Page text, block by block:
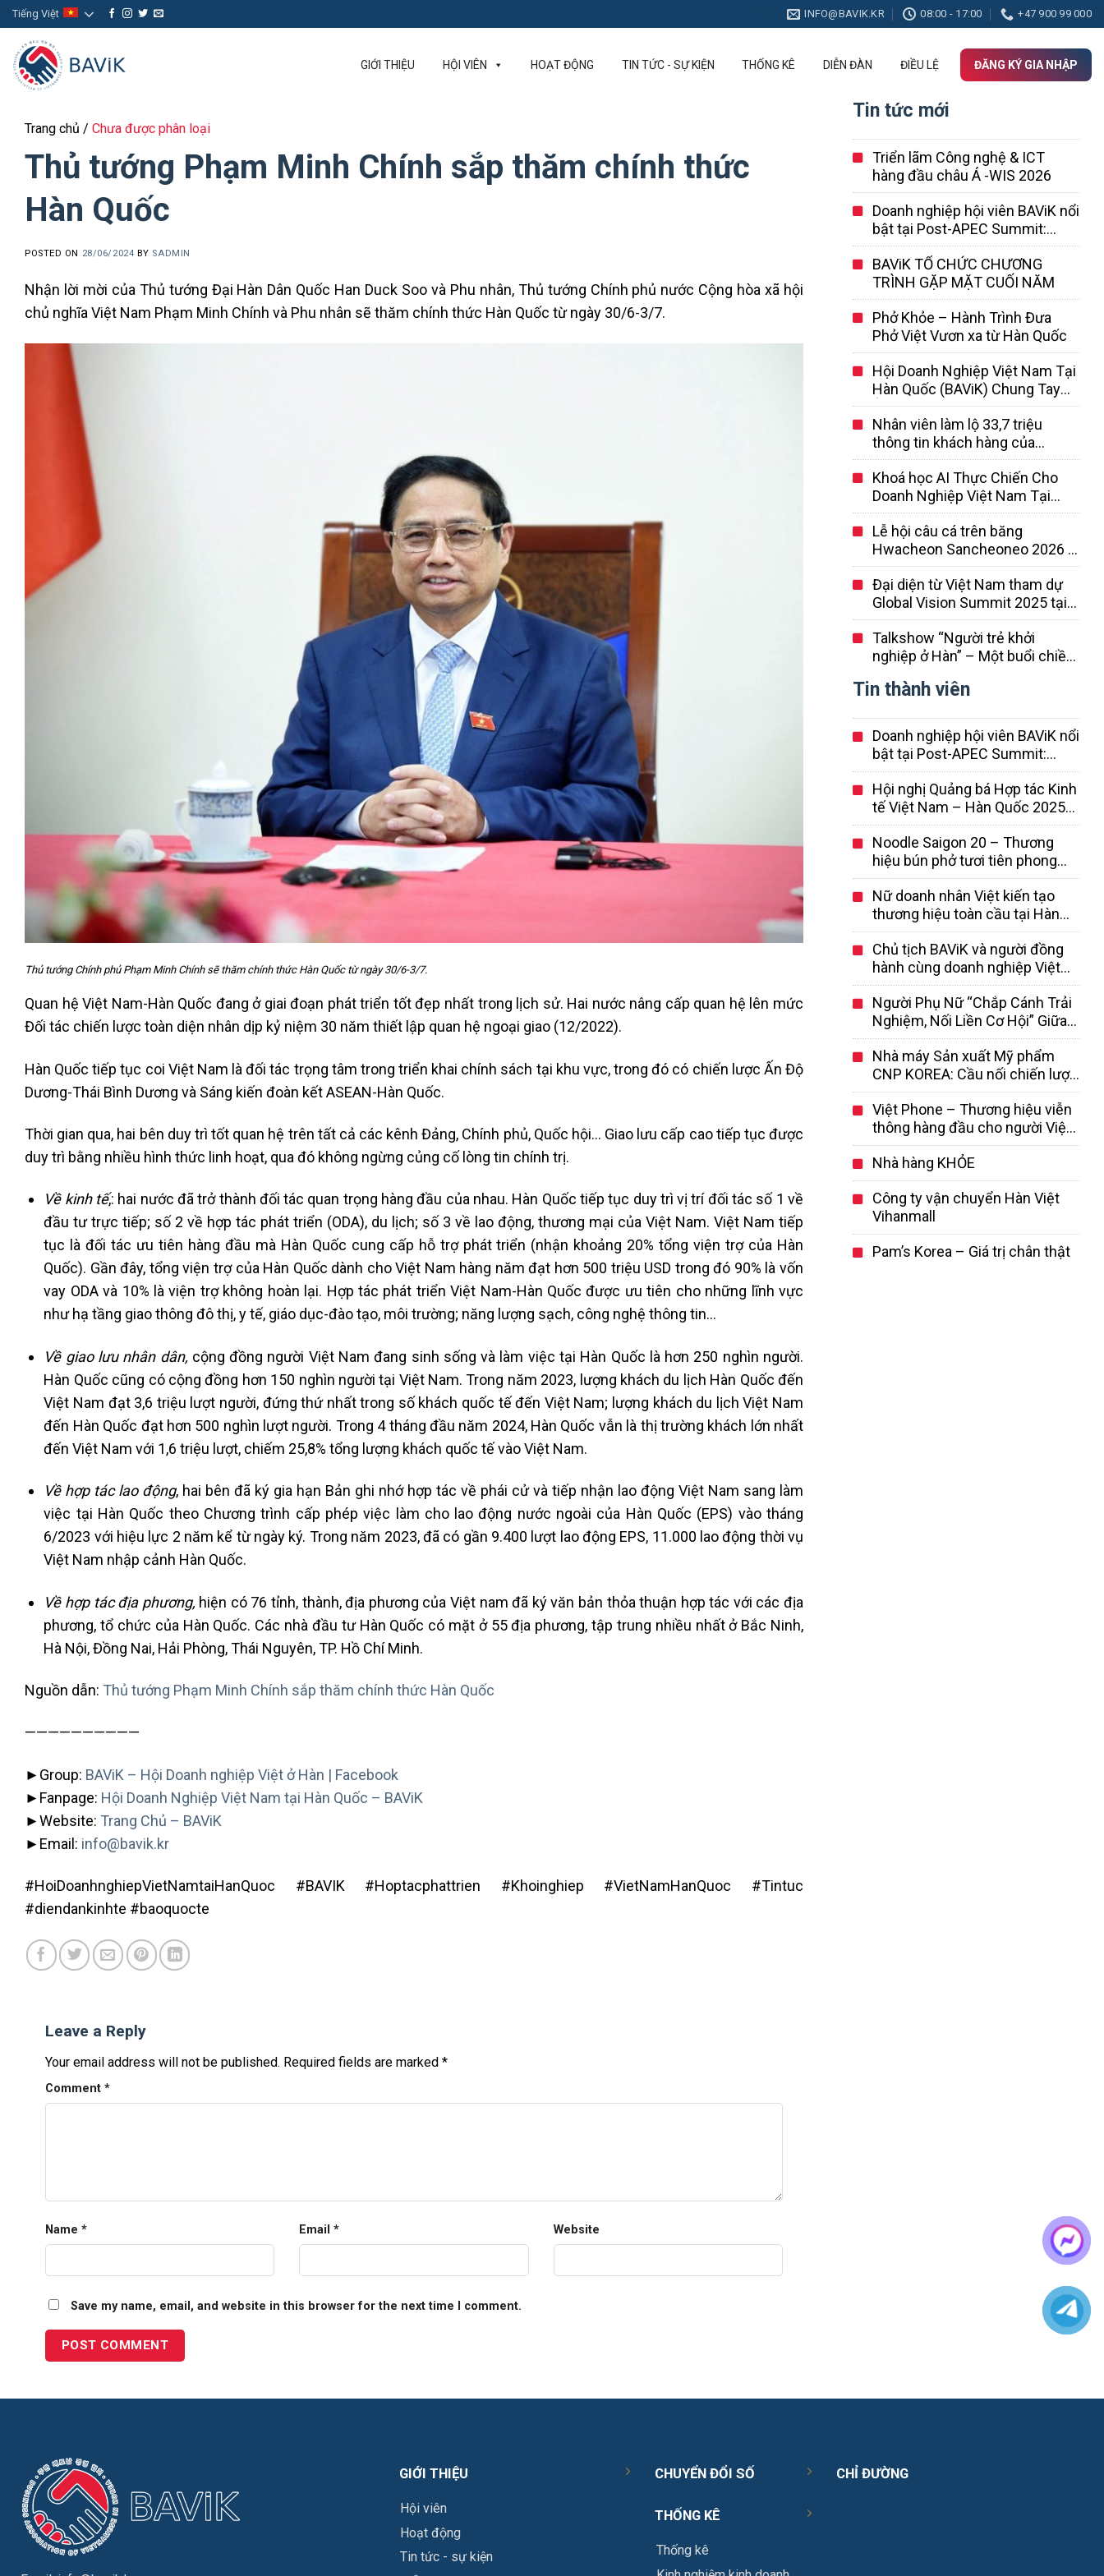
Skip
to
content
Tiếng Việt INFO@BAVIK.KR 08:00 - 17:00 +47 900 99 000
GIỚI THIỆU HỘI VIÊN HOẠT ĐỘNG TIN TỨC - SỰ KIỆN THỐNG KÊ DIỄN ĐÀN ĐIỀU LỆ ĐĂNG KÝ GIA NHẬP
Trang chủ / Chưa được phân loại
Thủ tướng Phạm Minh Chính sắp thăm chính thức
Hàn Quốc
POSTED ON 28/06/2024 BY SADMIN
Nhận lời mời của Thủ tướng Đại Hàn Dân Quốc Han Duck Soo và Phu nhân, Thủ tướng Chính phủ nước Cộng hòa xã hội
chủ nghĩa Việt Nam Phạm Minh Chính và Phu nhân sẽ thăm chính thức Hàn Quốc từ ngày 30/6-3/7.
Thủ tướng Chính phủ Phạm Minh Chính sẽ thăm chính thức Hàn Quốc từ ngày 30/6-3/7.
Quan hệ Việt Nam-Hàn Quốc đang ở giai đoạn phát triển tốt đẹp nhất trong lịch sử. Hai nước nâng cấp quan hệ lên mức
Đối tác chiến lược toàn diện nhân dịp kỷ niệm 30 năm thiết lập quan hệ ngoại giao (12/2022).
Hàn Quốc tiếp tục coi Việt Nam là đối tác trọng tâm trong triển khai chính sách tại khu vực, trong đó có chiến lược Ấn Độ
Dương-Thái Bình Dương và Sáng kiến đoàn kết ASEAN-Hàn Quốc.
Thời gian qua, hai bên duy trì tốt quan hệ trên tất cả các kênh Đảng, Chính phủ, Quốc hội… Giao lưu cấp cao tiếp tục được
duy trì bằng nhiều hình thức linh hoạt, qua đó không ngừng củng cố lòng tin chính trị.
Về kinh tế,: hai nước đã trở thành đối tác quan trọng hàng đầu của nhau. Hàn Quốc tiếp tục duy trì vị trí đối tác số 1 về
đầu tư trực tiếp; số 2 về hợp tác phát triển (ODA), du lịch; số 3 về lao động, thương mại của Việt Nam. Việt Nam tiếp
tục là đối tác ưu tiên hàng đầu mà Hàn Quốc cung cấp hỗ trợ phát triển (nhận khoảng 20% tổng viện trợ của Hàn
Quốc). Gần đây, tổng viện trợ của Hàn Quốc dành cho Việt Nam hàng năm đạt hơn 500 triệu USD trong đó 90% là vốn
vay ODA và 10% là viện trợ không hoàn lại. Hợp tác phát triển Việt Nam-Hàn Quốc được ưu tiên cho những lĩnh vực
như hạ tầng giao thông đô thị, y tế, giáo dục-đào tạo, môi trường; năng lượng sạch, công nghệ thông tin…
Về giao lưu nhân dân, cộng đồng người Việt Nam đang sinh sống và làm việc tại Hàn Quốc là hơn 250 nghìn người.
Hàn Quốc cũng có cộng đồng hơn 150 nghìn người tại Việt Nam. Trong năm 2023, lượng khách du lịch Hàn Quốc đến
Việt Nam đạt 3,6 triệu lượt người, đứng thứ nhất trong số khách quốc tế đến Việt Nam; lượng khách du lịch Việt Nam
đến Hàn Quốc đạt hơn 500 nghìn lượt người. Trong 4 tháng đầu năm 2024, Hàn Quốc vẫn là thị trường khách lớn nhất
đến Việt Nam với 1,6 triệu lượt, chiếm 25,8% tổng lượng khách quốc tế vào Việt Nam.
Về hợp tác lao động, hai bên đã ký gia hạn Bản ghi nhớ hợp tác về phái cử và tiếp nhận lao động Việt Nam sang làm
việc tại Hàn Quốc theo Chương trình cấp phép việc làm cho lao động nước ngoài của Hàn Quốc (EPS) vào tháng
6/2023 với hiệu lực 2 năm kể từ ngày ký. Trong năm 2023, đã có gần 9.400 lượt lao động EPS, 11.000 lao động thời vụ
Việt Nam nhập cảnh Hàn Quốc.
Về hợp tác địa phương, hiện có 76 tỉnh, thành, địa phương của Việt nam đã ký văn bản thỏa thuận hợp tác với các địa
phương, tổ chức của Hàn Quốc. Các nhà đầu tư Hàn Quốc có mặt ở 55 địa phương, tập trung nhiều nhất ở Bắc Ninh,
Hà Nội, Đồng Nai, Hải Phòng, Thái Nguyên, TP. Hồ Chí Minh.
Nguồn dẫn: Thủ tướng Phạm Minh Chính sắp thăm chính thức Hàn Quốc
——————————
►Group: BAViK – Hội Doanh nghiệp Việt ở Hàn | Facebook
►Fanpage: Hội Doanh Nghiệp Việt Nam tại Hàn Quốc – BAViK
►Website: Trang Chủ – BAViK
►Email: info@bavik.kr
#HoiDoanhnghiepVietNamtaiHanQuoc #BAVIK #Hoptacphattrien #Khoinghiep #VietNamHanQuoc #Tintuc
#diendankinhte #baoquocte
Leave a Reply
Your email address will not be published. Required fields are marked *
Comment *
Name * Email* Website
Save my name, email, and website in this browser for the next time I comment.
Tin tức mới
Triển lãm Công nghệ & ICT
hàng đầu châu Á -WIS 2026
Doanh nghiệp hội viên BAViK nổi
bật tại Post-APEC Summit:
SotaTek Korea dẫn đầu mô hình
hợp tác AI Việt – Hàn
BAViK TỔ CHỨC CHƯƠNG
TRÌNH GẶP MẶT CUỐI NĂM
Phở Khỏe – Hành Trình Đưa
Phở Việt Vươn xa từ Hàn Quốc
Hội Doanh Nghiệp Việt Nam Tại
Hàn Quốc (BAViK) Chung Tay
Ủng Hộ Đồng Bào Vùng Lũ
Nhân viên làm lộ 33,7 triệu
thông tin khách hàng của
Coupang là người Trung Quốc…
Đã nghỉ việc và rời khỏi Hàn
Quốc
Khoá học AI Thực Chiến Cho
Doanh Nghiệp Việt Nam Tại
Hàn Quốc
Lễ hội câu cá trên băng
Hwacheon Sancheoneo 2026 –
Lễ hội mùa đông lớn nhất Hàn
Quốc
Đại diện từ Việt Nam tham dự
Global Vision Summit 2025 tại
Hàn Quốc
Talkshow “Người trẻ khởi
nghiệp ở Hàn” – Một buổi chiều
Tin thành viên
Doanh nghiệp hội viên BAViK nổi
bật tại Post-APEC Summit:
SotaTek Korea dẫn đầu mô hình
hợp tác AI Việt – Hàn
Hội nghị Quảng bá Hợp tác Kinh
tế Việt Nam – Hàn Quốc 2025
sẽ diễn ra tại Seoul ngày
17/9/2025
Noodle Saigon 20 – Thương
hiệu bún phở tươi tiên phong
của người Việt tại Hàn Quốc
Nữ doanh nhân Việt kiến tạo
thương hiệu toàn cầu tại Hàn
Quốc
Chủ tịch BAViK và người đồng
hành cùng doanh nghiệp Việt
Nam tại Hàn Quốc
Người Phụ Nữ “Chắp Cánh Trải
Nghiệm, Nối Liền Cơ Hội” Giữa
Việt Nam và Hàn Quốc
Nhà máy Sản xuất Mỹ phẩm
CNP KOREA: Cầu nối chiến lược
giữa doanh nghiệp Việt và
ngành mỹ phẩm Hàn Quốc
Việt Phone – Thương hiệu viễn
thông hàng đầu cho người Việt
tại Hàn Quốc
Nhà hàng KHỎE
Công ty vận chuyển Hàn Việt
Vihanmall
Pam’s Korea – Giá trị chân thật
GIỚI THIỆU
Hội viên
Hoạt động
Tin tức - sự kiện
CHUYỂN ĐỔI SỐ
THỐNG KÊ
Thống kê
CHỈ ĐƯỜNG